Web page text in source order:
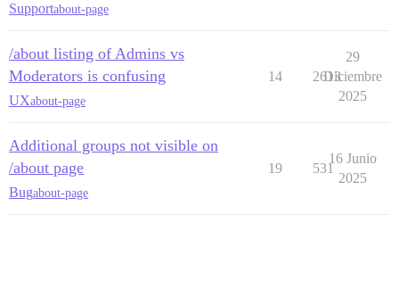
Supportabout-page
/about listing of Admins vs
Moderators is confusing
UXabout-page
14 2613
29
Diciembre
2025
Additional groups not visible on
/about page
Bugabout-page
19 531
16 Junio
2025